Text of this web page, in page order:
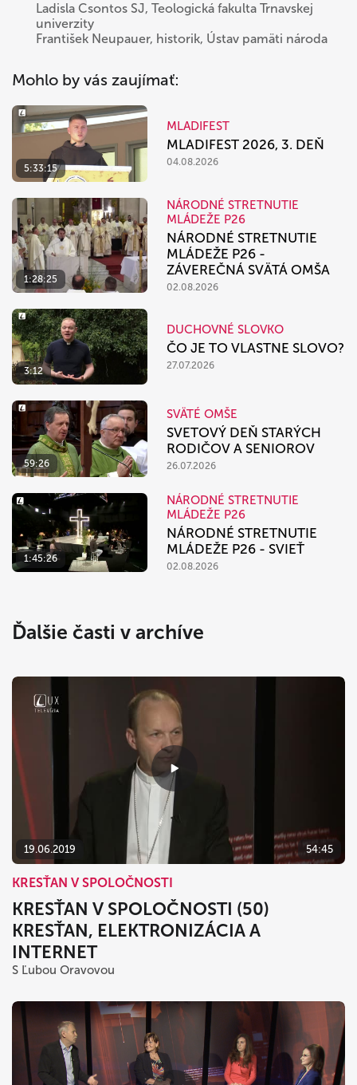
Ladisla Csontos SJ, Teologická fakulta Trnavskej
univerzity
František Neupauer, historik, Ústav pamäti národa
Mohlo by vás zaujímať:
5:33:15
MLADIFEST
MLADIFEST 2026, 3. DEŇ
04.08.2026
1:28:25
NÁRODNÉ STRETNUTIE
MLÁDEŽE P26
NÁRODNÉ STRETNUTIE
MLÁDEŽE P26 -
ZÁVEREČNÁ SVÄTÁ OMŠA
02.08.2026
3:12
DUCHOVNÉ SLOVKO
ČO JE TO VLASTNE SLOVO?
27.07.2026
59:26
SVÄTÉ OMŠE
SVETOVÝ DEŇ STARÝCH
RODIČOV A SENIOROV
26.07.2026
1:45:26
NÁRODNÉ STRETNUTIE
MLÁDEŽE P26
NÁRODNÉ STRETNUTIE
MLÁDEŽE P26 - SVIEŤ
02.08.2026
Ďalšie časti v archíve
19.06.2019 54:45
KRESŤAN V SPOLOČNOSTI
KRESŤAN V SPOLOČNOSTI (50)
KRESŤAN, ELEKTRONIZÁCIA A
INTERNET
S Ľubou Oravovou